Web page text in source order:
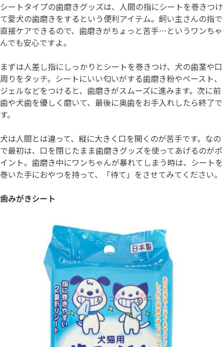
シートタイプの歯磨きグッズは、人間の指にシートを巻きつけ
て愛犬の歯磨きをするという便利アイテム。飼い主さんの指で
直接ケアできるので、歯磨きがちょっと苦手…というワンちゃ
んでも安心ですよ。
まずは人差し指にしっかりとシートを巻きつけ、犬の歯茎や口
周りをタッチ。シートにいい匂いがする歯磨き粉やペースト、
ジェルなどをつけると、歯磨きがスムーズに進みます。次に前
歯や犬歯を優しく磨いて、最後に奥歯をお手入れしたら終了で
す。
犬は人間とは違って、縦に大きく口を開くのが苦手です。なの
で最初は、口を閉じたまま歯磨きグッズを使ってあげるのがポ
イント。歯磨き中にワンちゃんが暴れてしまう時は、シートを
巻いた手におやつを持って、「待て」をさせてみてください。
歯みがきシート